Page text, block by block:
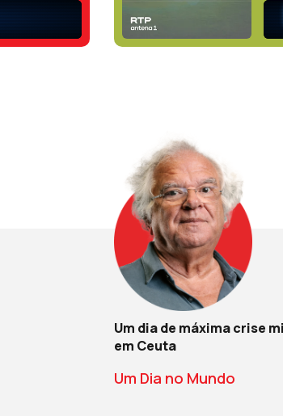
Um dia de máxima crise
em Ceuta
Um Dia no Mundo